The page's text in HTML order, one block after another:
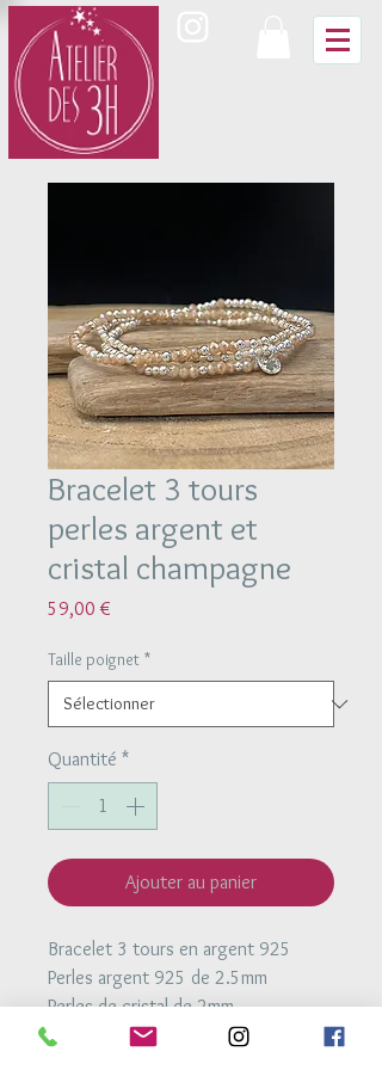
Bracelet 3 tours
perles argent et
cristal champagne
59,00 €
Taille poignet *
Quantité *
Ajouter au panier
Bracelet 3 tours en argent 925
Perles argent 925 de 2.5mm
Perles de cristal de 2mm
Perles miyuki de 1mm